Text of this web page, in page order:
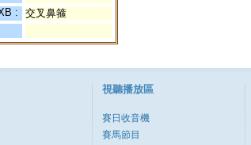
:
交叉鼻箍
視聽播放區
賽日收音機
賽馬節目